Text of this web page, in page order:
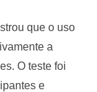
que o uso
a
O teste foi
e